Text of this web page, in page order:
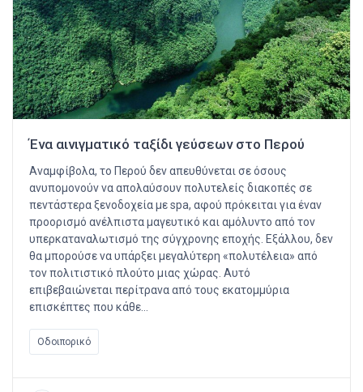
Ένα αινιγματικό ταξίδι γεύσεων στο Περού
Αναμφίβολα, το Περού δεν απευθύνεται σε όσους
ανυπομονούν να απολαύσουν πολυτελείς διακοπές σε
πεντάστερα ξενοδοχεία με spa, αφού πρόκειται για έναν
προορισμό ανέλπιστα μαγευτικό και αμόλυντο από τον
υπερκαταναλωτισμό της σύγχρονης εποχής. Εξάλλου, δεν
θα μπορούσε να υπάρξει μεγαλύτερη «πολυτέλεια» από
τον πολιτιστικό πλούτο μιας χώρας. Αυτό
επιβεβαιώνεται περίτρανα από τους εκατομμύρια
επισκέπτες που κάθε…
Οδοιπορικό